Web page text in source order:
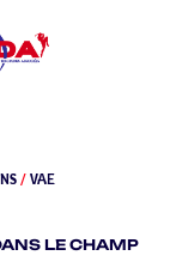
/ VAE
LE CHAMP